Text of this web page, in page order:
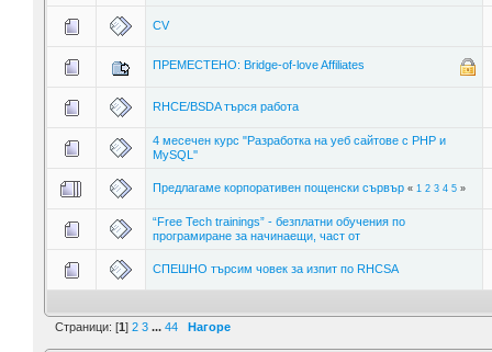
CV
ПРЕМЕСТЕНО: Bridge-of-love Affiliates
RHCE/BSDA търся работа
4 месечен курс "Разработка на уеб сайтове с PHP и
MySQL''
Предлагаме корпоративен пощенски сървър « 1 2 3 4 5»
“Free Tech trainings” - безплатни обучения по
програмиране за начинаещи, част от
СПЕШНО търсим човек за изпит по RHCSA
Страници: [1] 2 3 ... 44 Нагоре